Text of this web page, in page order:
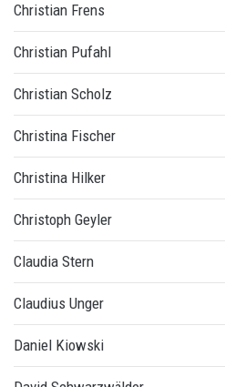
Christian Frens
Christian Pufahl
Christian Scholz
Christina Fischer
Christina Hilker
Christoph Geyler
Claudia Stern
Claudius Unger
Daniel Kiowski